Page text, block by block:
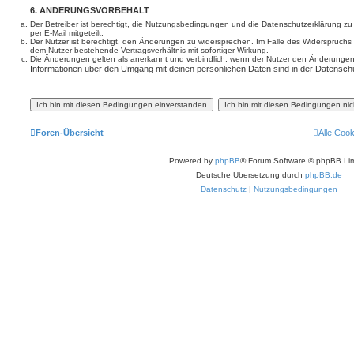
6. ÄNDERUNGSVORBEHALT
Der Betreiber ist berechtigt, die Nutzungsbedingungen und die Datenschutzerklärung
per E-Mail mitgeteilt.
Der Nutzer ist berechtigt, den Änderungen zu widersprechen. Im Falle des
dem Nutzer bestehende Vertragsverhältnis mit sofortiger Wirkung.
Die Änderungen gelten als anerkannt und verbindlich, wenn der Nutzer den
Informationen über den Umgang mit deinen persönlichen Daten sind in der
Foren-Übersicht Alle
Powered by phpBB® Forum Software © phpBB
Deutsche Übersetzung durch phpBB.de
Datenschutz | Nutzungsbedingungen